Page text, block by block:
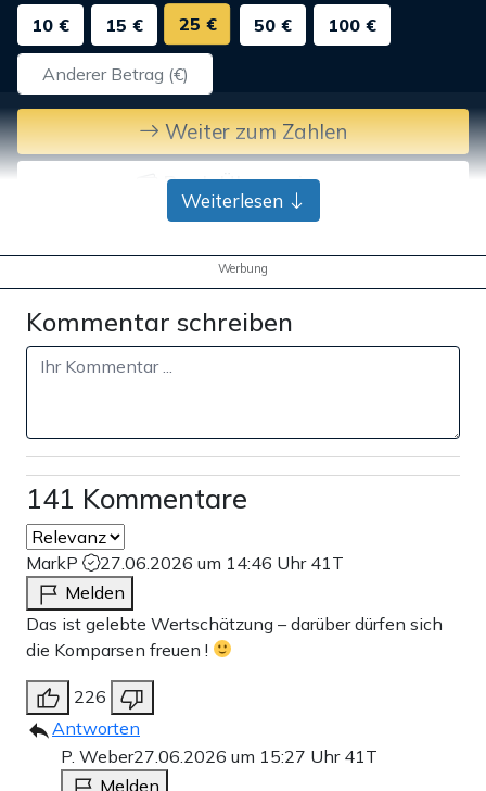
10 €
15 € 25 € 50 € 100 €
Weiter zum Zahlen
Bank-Überweisung
Weiterlesen
Werbung
Kommentar schreiben
141 Kommentare
MarkP 27.06.2026 um 14:46 Uhr 41T
Melden
Das ist gelebte Wertschätzung – darüber dürfen sich
die Komparsen freuen !
226
Antworten
P. Weber27.06.2026 um 15:27 Uhr 41T
Melden